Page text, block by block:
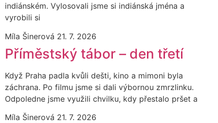
indiánském. Vylosovali jsme si indiánská jména a
vyrobili si
Míla Šinerová 21. 7. 2026
Příměstský tábor – den třetí
Když Praha padla kvůli dešti, kino a mimoni byla
záchrana. Po filmu jsme si dali výbornou zmrzlinku.
Odpoledne jsme využili chvilku, kdy přestalo pršet a
Míla Šinerová 21. 7. 2026